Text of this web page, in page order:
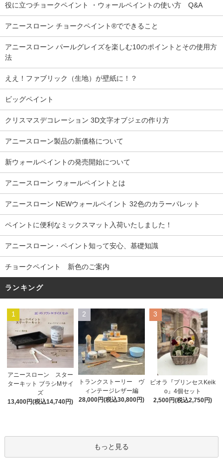
役に立つチョークペイント ・ウォールペイントの使い方 Q&A
アニースローン チョークペイント®でできること
アニースローン パールグレイズを楽しむ10のポイントとその使用方
法
ええ！ファブリック（生地）が壁紙に！？
ビッグペイント
クリスマスデコレーション 3D文字オブジェの作り方
アニースローン製品の新価格について
新ウォールペイントの発売開始について
アニースローン ウォールペイントとは
アニースローン NEWウォールペイント 32色のカラーパレット
ペイントに便利なミックスマット入荷いたしました！
アニースローン・ペイント知って安心、基礎知識
チョークペイント 新色のご案内
ランキング
1
アニースローン スター
ターキット ブラシMサイ
ズ
13,400円(税込14,740円)
2
トランクストーリー ヴ
ィンテージレザー編
28,000円(税込30,800円)
3
ビオラ『プリンセスKeik
o』4個セット
2,500円(税込2,750円)
もっと見る